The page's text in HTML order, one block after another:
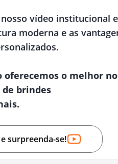
vídeo institucional
moderna e as
oferecemos o melhor no
brindes
surpreenda-se!